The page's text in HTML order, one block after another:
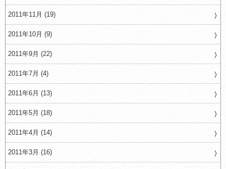
2011年11月 (19)
2011年10月 (9)
2011年9月 (22)
2011年7月 (4)
2011年6月 (13)
2011年5月 (18)
2011年4月 (14)
2011年3月 (16)